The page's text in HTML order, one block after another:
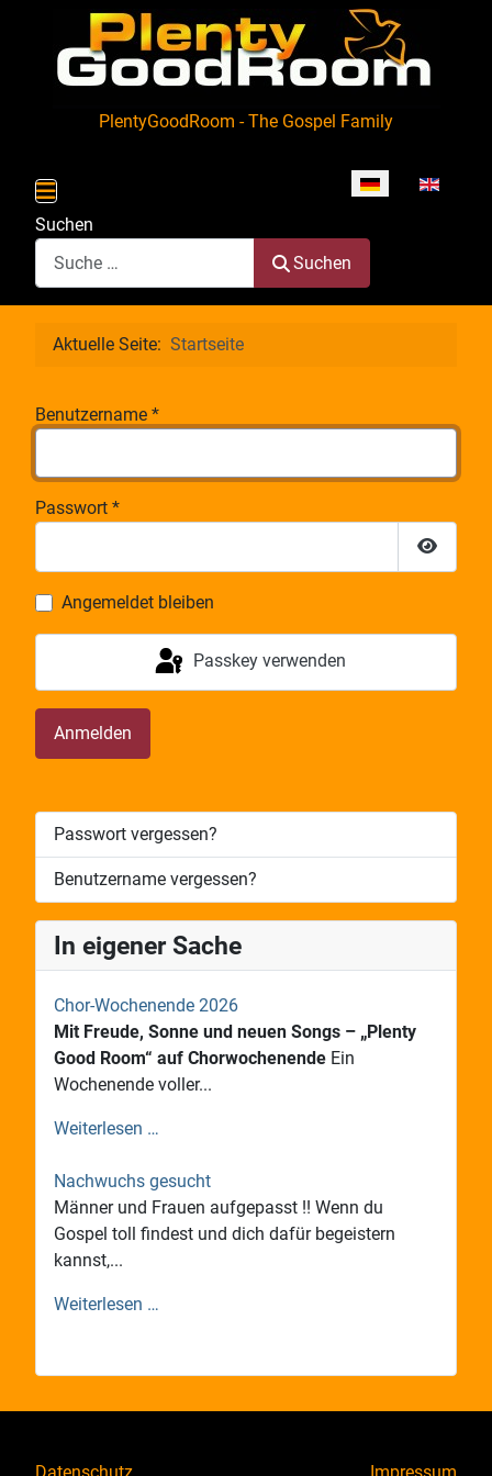
PlentyGoodRoom - The Gospel Family
Sprache
Suchen
Suchen
Aktuelle Seite: Startseite
Benutzername *
Passwort *
Angemeldet bleiben
Passkey verwenden
Anmelden
Passwort vergessen?
Benutzername vergessen?
In eigener Sache
Chor-Wochenende 2026
Mit Freude, Sonne und neuen Songs – „Plenty
Good Room“ auf Chorwochenende Ein
Wochenende voller...
Weiterlesen …
Nachwuchs gesucht
Männer und Frauen aufgepasst !! Wenn du
Gospel toll findest und dich dafür begeistern
kannst,...
Weiterlesen …